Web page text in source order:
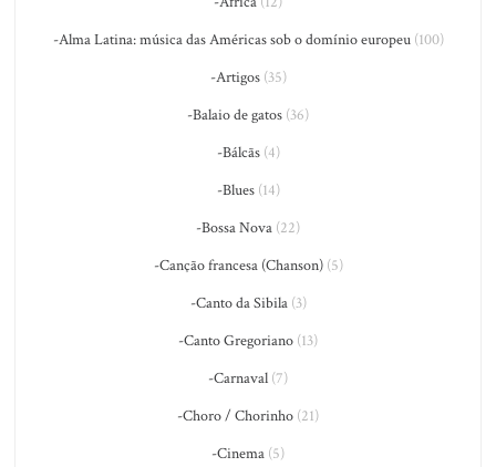
-Alma Latina: música das Américas sob o domínio europeu(100)
-Artigos(35)
-Balaio de gatos (36)
-Bálcãs(4)
-Blues(14)
-Bossa Nova (22)
-Canção francesa (Chanson)(5)
-Canto da Sibila(3)
-Canto Gregoriano (13)
-Carnaval (7)
-Choro / Chorinho (21)
-Cinema (5)